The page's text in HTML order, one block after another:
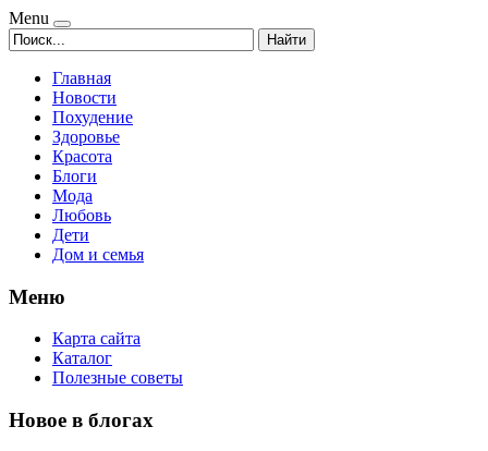
Menu
Найти
Главная
Новости
Похудение
Здоровье
Красота
Блоги
Мода
Любовь
Дети
Дом и семья
Меню
Карта сайта
Каталог
Полезные советы
Новое в блогах